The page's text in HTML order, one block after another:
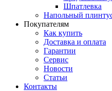
Шпатлевка
Напольный
Покупателям
Как купить
Доставка и оплата
Гарантии
Сервис
Новости
Статьи
Контакты